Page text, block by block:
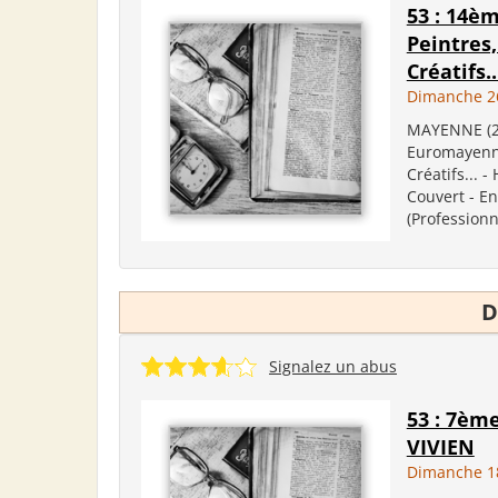
53 :
Dimanche
MAYENNE
Créatifs... -
Couvert -
Signalez un abus
53 :
VIVIEN
Dimanche